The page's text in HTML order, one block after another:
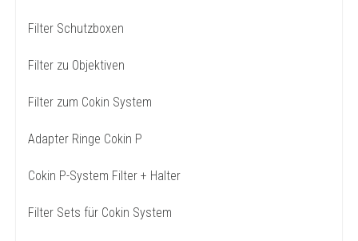
Filter Schutzboxen
Filter zu Objektiven
Filter zum Cokin System
Adapter Ringe Cokin P
Cokin P-System Filter + Halter
Filter Sets für Cokin System